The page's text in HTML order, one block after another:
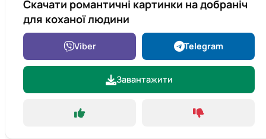
Скачати романтичні картинки на добраніч
для коханої людини
Viber Telegram
Завантажити